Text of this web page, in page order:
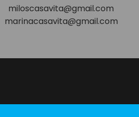
miloscasavita@gmail.com
marinacasavita@gmail.com